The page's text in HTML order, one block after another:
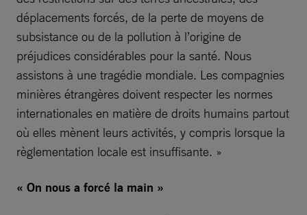
déplacements forcés, de la perte de moyens de
subsistance ou de la pollution à l’origine de
préjudices considérables pour la santé. Nous
assistons à une tragédie mondiale. Les compagnies
minières étrangères doivent respecter les normes
internationales en matière de droits humains partout
où elles mènent leurs activités, y compris lorsque la
règlementation locale est insuffisante. »
« On nous a forcé la main »